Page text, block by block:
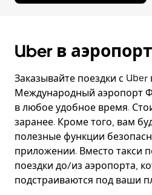
Uber в
Заказывайте поездки с
Международный аэропорт
в любое удобное время.
заранее. Кроме того, вам
полезные функции
приложении. Вместо такси
поездки до/из аэропорта,
подстраиваются под ваши